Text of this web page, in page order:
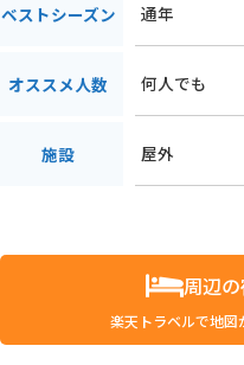
ベストシーズン 通年
オススメ人数 何人でも
施設 屋外
周辺
楽天トラベルで地図